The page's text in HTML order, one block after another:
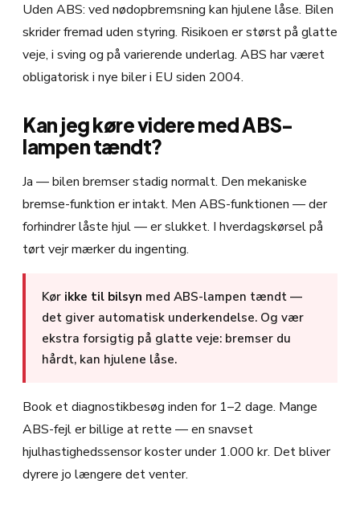
Uden ABS: ved nødopbremsning kan hjulene låse. Bilen
skrider fremad uden styring. Risikoen er størst på glatte
veje, i sving og på varierende underlag. ABS har været
obligatorisk i nye biler i EU siden 2004.
Kan jeg køre videre med ABS-
lampen tændt?
Ja — bilen bremser stadig normalt. Den mekaniske
bremse-funktion er intakt. Men ABS-funktionen — der
forhindrer låste hjul — er slukket. I hverdagskørsel på
tørt vejr mærker du ingenting.
Kør ikke til bilsyn med ABS-lampen tændt —
det giver automatisk underkendelse. Og vær
ekstra forsigtig på glatte veje: bremser du
hårdt, kan hjulene låse.
Book et diagnostikbesøg inden for 1–2 dage. Mange
ABS-fejl er billige at rette — en snavset
hjulhastighedssensor koster under 1.000 kr. Det bliver
dyrere jo længere det venter.